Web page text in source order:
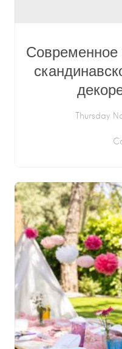
Современное
Thursday